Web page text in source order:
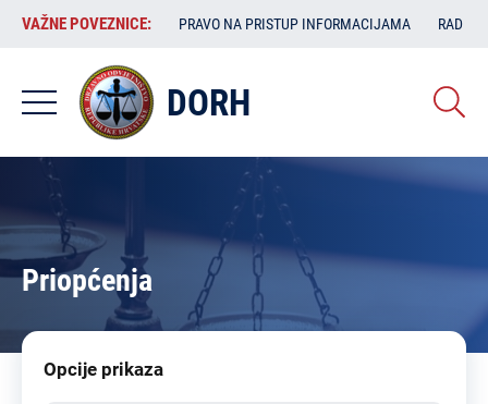
Skoči
sadržaj
VAŽNE
POVEZNICE:
VAŽNE POVEZNICE: PRAVO NA PRISTUP INFORMACIJAMA RAD
DORH
Priopćenja
Opcije prikaza